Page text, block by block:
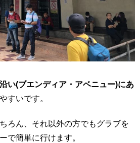
い(ブエンディア・アベニュー)にあ
すいです。
ろん、それ以外の方でもグラブを
で簡単に行けます。